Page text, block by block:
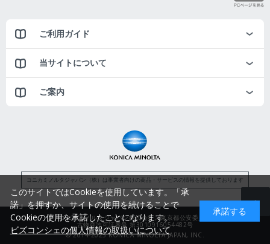
ご利用ガイド
当サイトについて
ご案内
コニカミノルタジャパン（株）は事業者向けの商品・サービスの情報を提供しております
コニカミノルタジャパン株式会社／東京都公安委員会
古物商許可証番号 第3010916054482号
© 2014-2025 KONICA MINOLTA JAPAN, INC.
このサイトではCookieを使用しています。「承
諾」を押すか、サイトの使用を続けることで
Cookieの使用を承諾したことになります。
ビズコンシェの個人情報の取扱いについて
承諾する